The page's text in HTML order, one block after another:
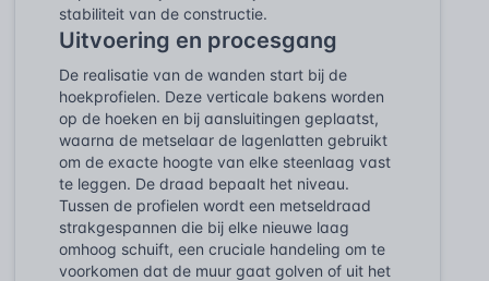
stabiliteit van de constructie.
Uitvoering en procesgang
De realisatie van de wanden start bij de
hoekprofielen. Deze verticale bakens worden
op de hoeken en bij aansluitingen geplaatst,
waarna de metselaar de lagenlatten gebruikt
om de exacte hoogte van elke steenlaag vast
te leggen. De draad bepaalt het niveau.
Tussen de profielen wordt een metseldraad
strakgespannen die bij elke nieuwe laag
omhoog schuift, een cruciale handeling om te
voorkomen dat de muur gaat golven of uit het